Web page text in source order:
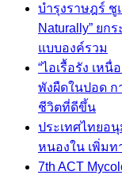
บำรุงราษฎร์ ชู
Naturally” ยก
แบบองค์รวม
“ไอเรื้อรัง เห
พังผืดในปอด
ชีวิตที่ดีขึ้น
ประเทศไทยอ
หนองใน เพิ่มท
7th ACT